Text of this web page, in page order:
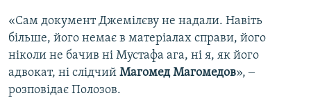
«Сам документ Джемілєву не надали. Навіть
більше, його немає в матеріалах справи, його
ніколи не бачив ні Мустафа ага, ні я, як його
адвокат, ні слідчий Магомед Магомедов», ‒
розповідає Полозов.